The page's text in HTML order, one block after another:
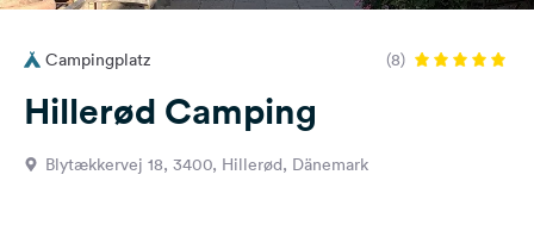
Fragen &
Feedback
Campingplatz (8)
Hillerød Camping
Blytækkervej 18, 3400, Hillerød, Dänemark